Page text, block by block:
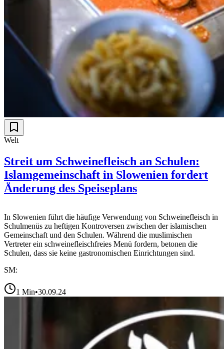
Welt
Streit um Schweinefleisch an Schulen:
Islamgemeinschaft in Slowenien fordert
Änderung des Speiseplans
In Slowenien führt die häufige Verwendung von Schweinefleisch in
Schulmenüs zu heftigen Kontroversen zwischen der islamischen
Gemeinschaft und den Schulen. Während die muslimischen
Vertreter ein schweinefleischfreies Menü fordern, betonen die
Schulen, dass sie keine gastronomischen Einrichtungen sind.
SM:
1 Min•30.09.24